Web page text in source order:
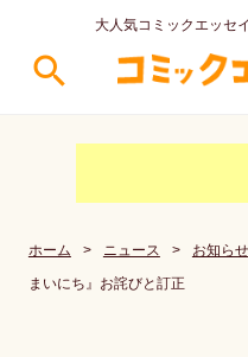
大人気コミックエッセ
search
ホーム > ニュース > お知らせ
まいにち』お詫びと訂正